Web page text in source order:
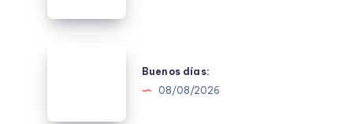
Buenos días:
08/08/2026